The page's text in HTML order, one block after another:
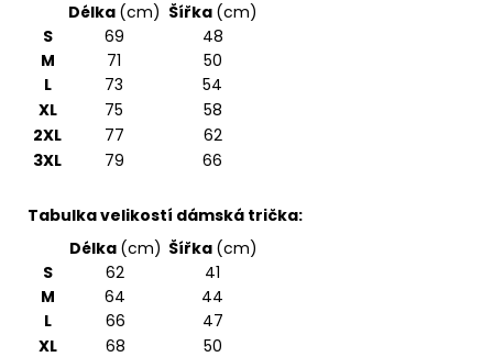
Délka (cm) Šířka (cm)
S
69
48
M
71
50
L
73
54
XL
75
58
2XL
77
62
3XL
79 66
Tabulka velikostí dámská trička:
Délka (cm) Šířka (cm)
S
62
41
M
64
44
L
66
47
XL
68
50